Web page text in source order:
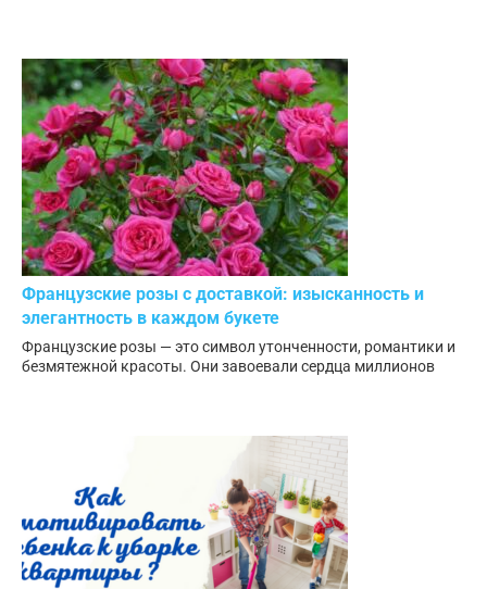
Французские розы с доставкой: изысканность и
элегантность в каждом букете
Французские розы — это символ утонченности, романтики и
безмятежной красоты. Они завоевали сердца миллионов